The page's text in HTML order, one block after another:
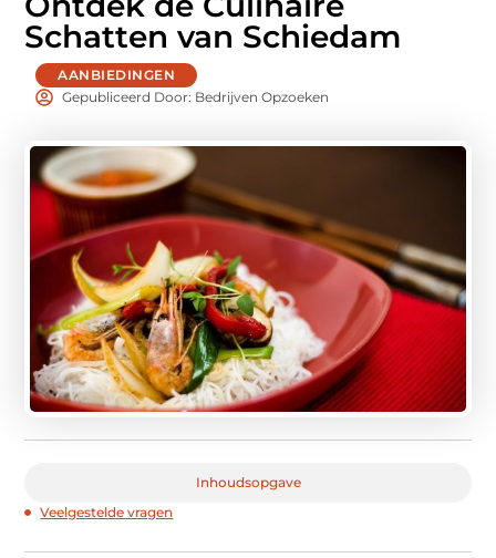
Schatten van Schiedam
AANBIEDINGEN
Gepubliceerd Door: Bedrijven Opzoeken
Inhoudsopgave
Veelgestelde vragen